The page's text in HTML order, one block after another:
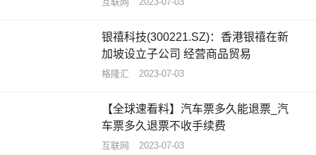
银禧科技(300221.SZ)：香港银禧在新
加坡设立子公司 经营商品贸易
格隆汇 2023-07-03
【全球速看料】汽车票多久能退票_汽
车票多久退票不收手续费
互联网 2023-07-03